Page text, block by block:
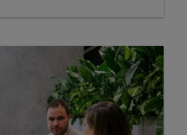
validada y orientada a
productivos.